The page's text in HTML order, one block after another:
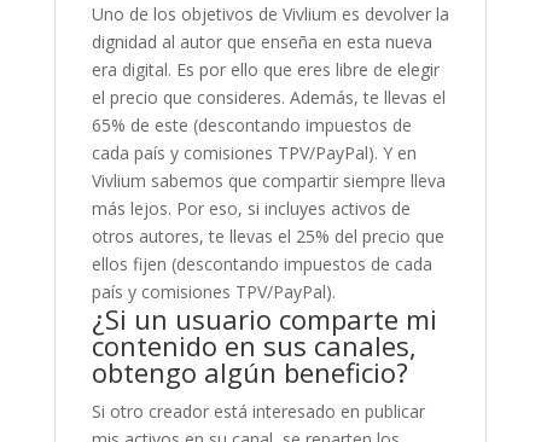
Uno de los objetivos de Vivlium es devolver la
dignidad al autor que enseña en esta nueva
era digital. Es por ello que eres libre de elegir
el precio que consideres. Además, te llevas el
65% de este (descontando impuestos de
cada país y comisiones TPV/PayPal). Y en
Vivlium sabemos que compartir siempre lleva
más lejos. Por eso, si incluyes activos de
otros autores, te llevas el 25% del precio que
ellos fijen (descontando impuestos de cada
país y comisiones TPV/PayPal).
¿Si un usuario comparte mi
contenido en sus canales,
obtengo algún beneficio?
Si otro creador está interesado en publicar